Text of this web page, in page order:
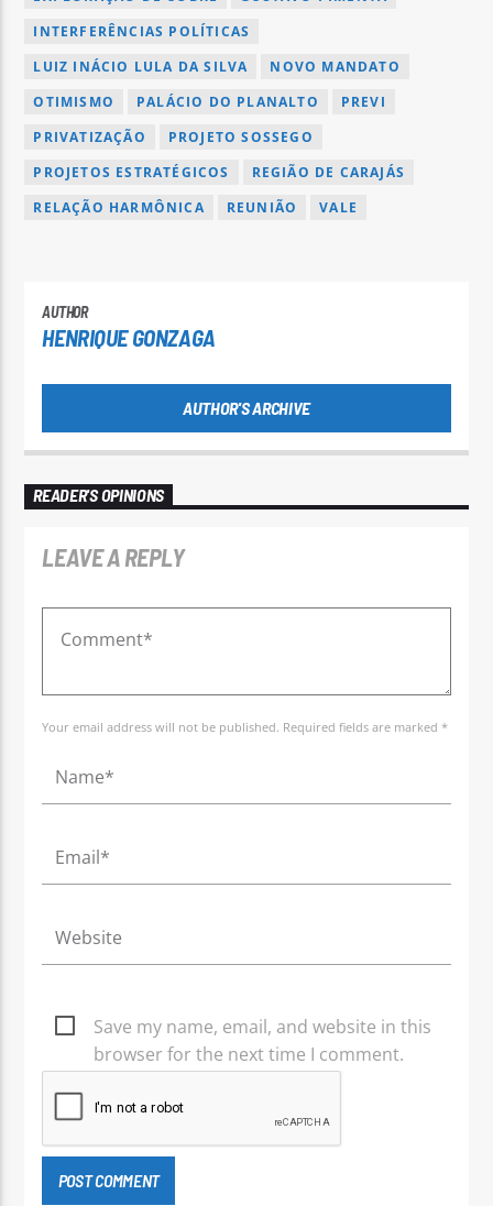
INTERFERÊNCIAS POLÍTICAS
LUIZ INÁCIO LULA DA SILVA
NOVO MANDATO
OTIMISMO
PALÁCIO DO PLANALTO
PREVI
PRIVATIZAÇÃO
PROJETO SOSSEGO
PROJETOS ESTRATÉGICOS
REGIÃO DE CARAJÁS
RELAÇÃO HARMÔNICA
REUNIÃO VALE
AUTHOR
HENRIQUE GONZAGA
AUTHOR'S ARCHIVE
READER'S OPINIONS
LEAVE A REPLY
Your email address will not be published. Required fields are marked *
Save my name, email, and website in this
browser for the next time I comment.